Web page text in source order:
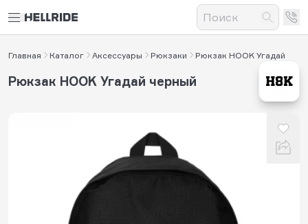
Главная Каталог Аксессуары Рюкзаки Рюкзак HOOK Угадай
Рюкзак HOOK Угадай черный